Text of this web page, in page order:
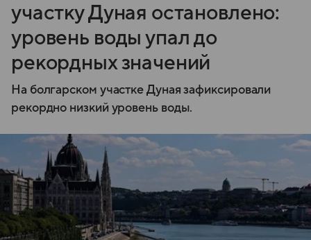
участку Дуная остановлено:
уровень воды упал до
рекордных значений
На болгарском участке Дуная зафиксировали
рекордно низкий уровень воды.